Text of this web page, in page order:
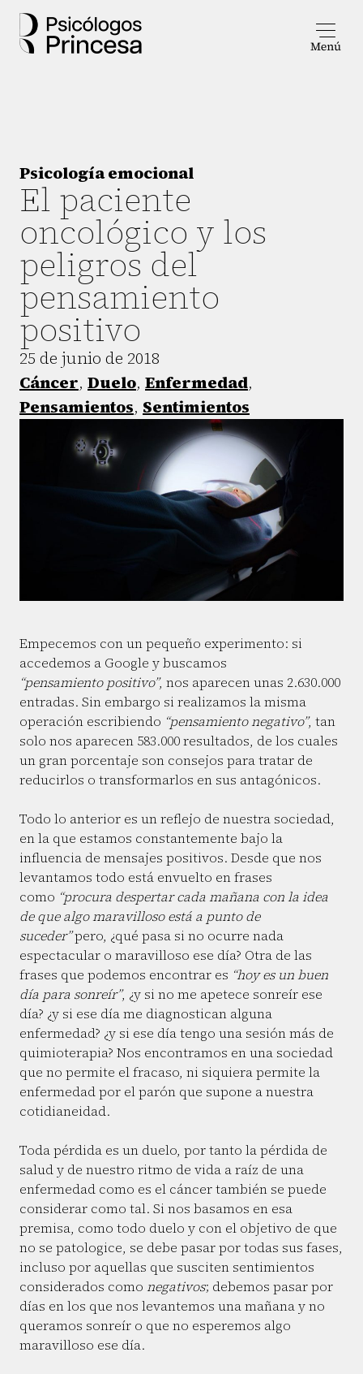
Psicología emocional
El paciente
oncológico y los
peligros del
pensamiento
positivo
25 de junio de 2018
Cáncer, Duelo, Enfermedad,
Pensamientos, Sentimientos
Empecemos con un pequeño experimento: si
accedemos a Google y buscamos
“pensamiento positivo”, nos aparecen unas 2.630.000
entradas. Sin embargo si realizamos la misma
operación escribiendo “pensamiento negativo”, tan
solo nos aparecen 583.000 resultados, de los cuales
un gran porcentaje son consejos para tratar de
reducirlos o transformarlos en sus antagónicos.
Todo lo anterior es un reflejo de nuestra sociedad,
en la que estamos constantemente bajo la
influencia de mensajes positivos. Desde que nos
levantamos todo está envuelto en frases
como “procura despertar cada mañana con la idea
de que algo maravilloso está a punto de
suceder”pero, ¿qué pasa si no ocurre nada
espectacular o maravilloso ese día? Otra de las
frases que podemos encontrar es “hoy es un buen
día para sonreír”, ¿y si no me apetece sonreír ese
día? ¿y si ese día me diagnostican alguna
enfermedad? ¿y si ese día tengo una sesión más de
quimioterapia? Nos encontramos en una sociedad
que no permite el fracaso, ni siquiera permite la
enfermedad por el parón que supone a nuestra
cotidianeidad.
Toda pérdida es un duelo, por tanto la pérdida de
salud y de nuestro ritmo de vida a raíz de una
enfermedad como es el cáncer también se puede
considerar como tal. Si nos basamos en esa
premisa, como todo duelo y con el objetivo de que
no se patologice, se debe pasar por todas sus fases,
incluso por aquellas que susciten sentimientos
considerados como negativos; debemos pasar por
días en los que nos levantemos una mañana y no
queramos sonreír o que no esperemos algo
maravilloso ese día.